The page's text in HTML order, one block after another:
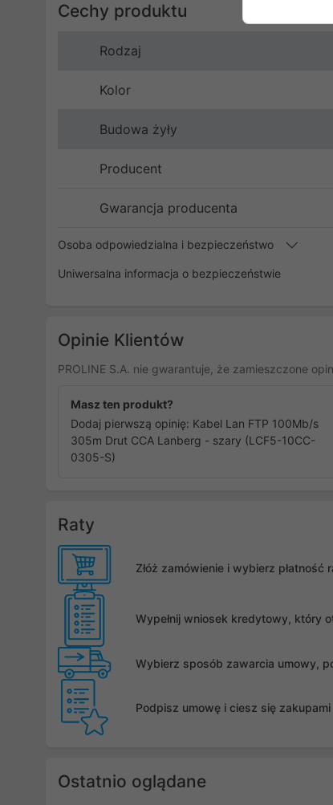
Cechy produktu
Rodzaj
Kolor
Budowa żyły
Producent
Gwarancja producenta
Osoba odpowiedzialna i bezpieczeństwo
Uniwersalna informacja o bezpieczeństwie
Opinie Klientów
PROLINE S.A. nie gwarantuje, że zamieszczone
Masz ten produkt?
Dodaj pierwszą opinię: Kabel Lan FTP 100Mb/s
305m Drut CCA Lanberg - szary (LCF5-10CC-
0305-S)
Raty
Złóż zamówienie i wybierz
Wypełnij wniosek kredytowy, który
Wybierz sposób zawarcia umowy,
Podpisz umowę i ciesz się
Ostatnio oglądane